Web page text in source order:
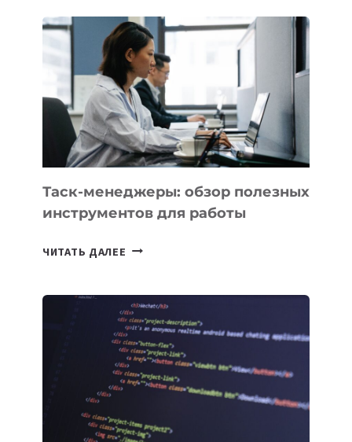
НОВЫЕ
ПРЕДМЕТЫ
ПО
ИСКУССТВЕННОМУ
ИНТЕЛЛЕКТУ
Таск-менеджеры: обзор полезных
инструментов для работы
ЧИТАТЬ ДАЛЕЕ ТАСК-
ПОЛЕЗНЫХ
ИНСТРУМЕНТОВ
ДЛЯ
РАБОТЫ